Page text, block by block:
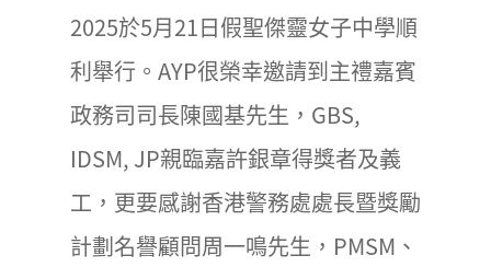
2025於5月21日假聖傑靈女子中學順
利舉行。AYP很榮幸邀請到主禮嘉賓
政務司司長陳國基先生，GBS,
IDSM, JP親臨嘉許銀章得獎者及義
工，更要感謝香港警務處處長暨獎勵
計劃名譽顧問周一鳴先生，PMSM、